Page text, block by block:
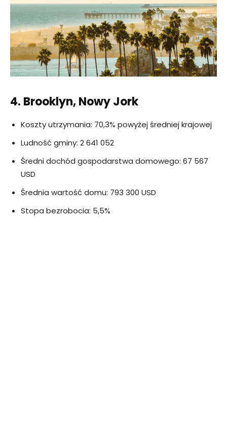
4. Brooklyn, Nowy Jork
Koszty utrzymania: 70,3% powyżej średniej krajowej
Ludność gminy: 2 641 052
Średni dochód gospodarstwa domowego: 67 567
USD
Średnia wartość domu: 793 300 USD
Stopa bezrobocia: 5,5%